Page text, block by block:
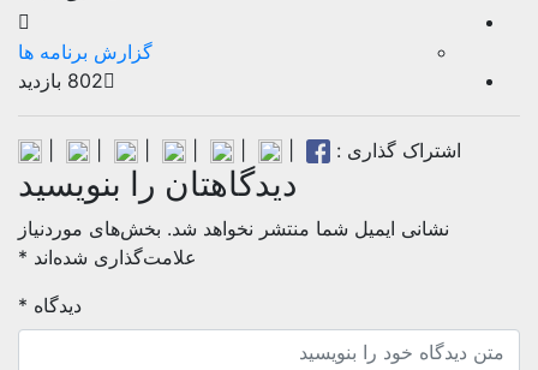
گزارش برنامه ها
اشتراک گذاری : |
|
|
|
|
|
دیدگاهتان را بنویسید
نشانی ایمیل شما منتشر نخواهد شد. بخش‌های موردنیاز
علامت‌گذاری شده‌اند *
*